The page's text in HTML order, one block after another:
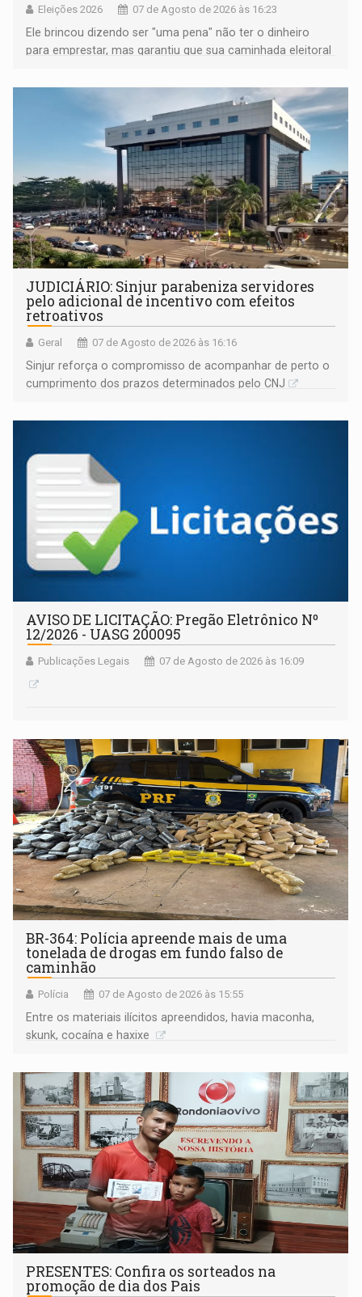
Eleições 2026 07 de Agosto de 2026 às 16:23
Ele brincou dizendo ser "uma pena" não ter o dinheiro
para emprestar, mas garantiu que sua caminhada eleitoral
JUDICIÁRIO: Sinjur parabeniza servidores
pelo adicional de incentivo com efeitos
retroativos
Geral 07 de Agosto de 2026 às 16:16
Sinjur reforça o compromisso de acompanhar de perto o
cumprimento dos prazos determinados pelo CNJ
AVISO DE LICITAÇÃO: Pregão Eletrônico Nº
12/2026 - UASG 200095
Publicações Legais 07 de Agosto de 2026 às 16:09
BR-364: Polícia apreende mais de uma
tonelada de drogas em fundo falso de
caminhão
Polícia 07 de Agosto de 2026 às 15:55
Entre os materiais ilícitos apreendidos, havia maconha,
skunk, cocaína e haxixe
PRESENTES: Confira os sorteados na
promoção de dia dos Pais